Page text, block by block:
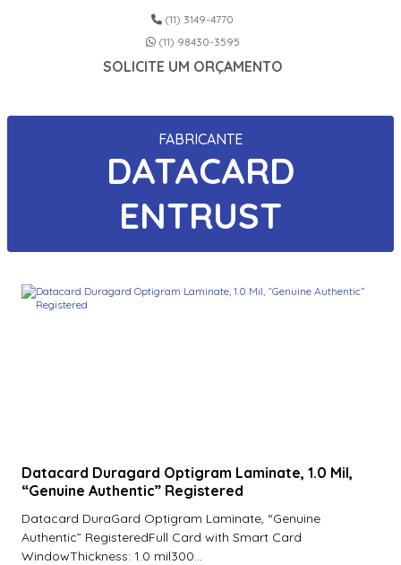
(11) 3149-4770
(11) 98430-3595
SOLICITE UM ORÇAMENTO
FABRICANTE
DATACARD
ENTRUST
Datacard Duragard Optigram Laminate, 1.0 Mil,
“Genuine Authentic” Registered
Datacard DuraGard Optigram Laminate, “Genuine
Authentic” RegisteredFull Card with Smart Card
WindowThickness: 1.0 mil300...